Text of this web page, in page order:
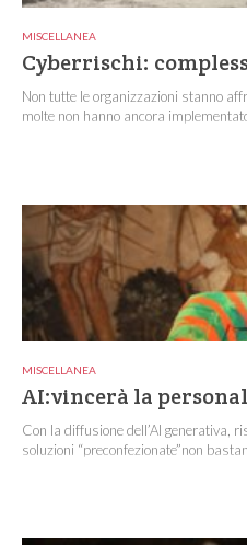
MISCELLANEA
Cyberrischi:
Non tutte le organizzazioni stanno
molte non hanno ancora implementato
MISCELLANEA
AI:vincerà la
Con la diffusione dell’AI generativa,
soluzioni “preconfezionate”non